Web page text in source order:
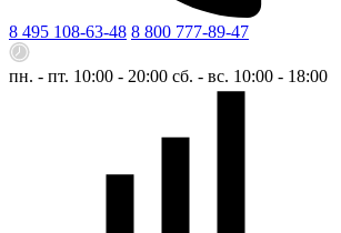
8 495 108-63-48 8 800 777-89-47
пн. - пт. 10:00 - 20:00 сб. - вс. 10:00 - 18:00